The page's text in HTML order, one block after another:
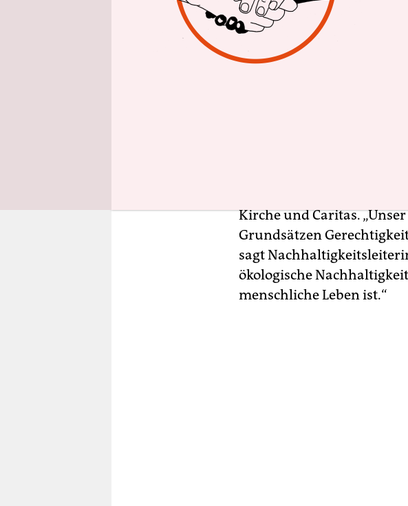
46 evangelische und
oder vollständig aus der
Das haben die
Christians
Neben den deutschen
Institutionen ihre Gelder
italienische und eine
Unter den deutschen
Divestment-Bewegung
Kirche und Caritas.
Grundsätzen
sagt
ökologische
menschliche Leben ist.“